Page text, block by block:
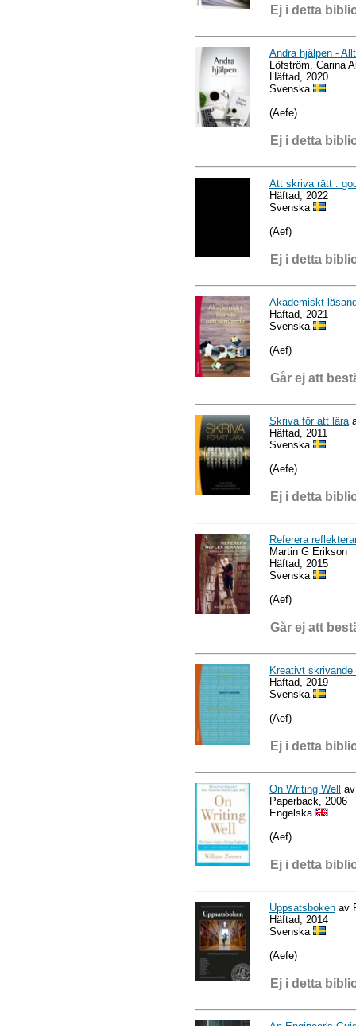
Ej i detta
Andra hjälpen -
Löfström, Carina
Häftad, 2020
Svenska
(Aefe)
Ej i detta
Att skriva rätt :
Häftad, 2022
Svenska
(Aef)
Ej i detta
Akademiskt
Häftad, 2021
Svenska
(Aef)
Går ej att
Skriva för att lära
Häftad, 2011
Svenska
(Aefe)
Ej i detta
Referera
Martin G Erikson
Häftad, 2015
Svenska
(Aef)
Går ej att
Kreativt
Häftad, 2019
Svenska
(Aef)
Ej i detta
On Writing Well
Paperback, 2006
Engelska
(Aef)
Ej i detta
Uppsatsboken av
Häftad, 2014
Svenska
(Aefe)
Ej i detta